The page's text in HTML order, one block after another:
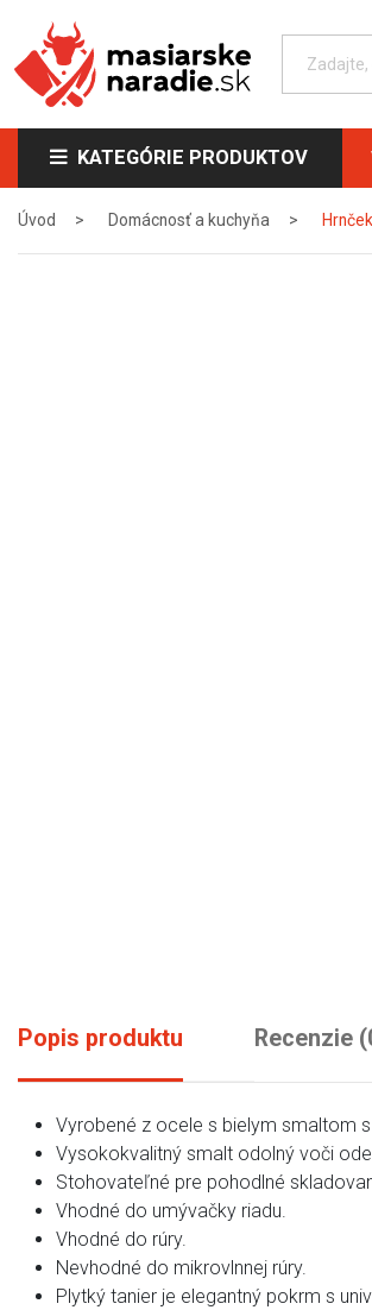
KATEGÓRIE PRODUKTOV
Úvod Domácnosť a kuchyňa
Popis produktu Recenzie
Vyrobené z ocele s bielym smaltom
Vysokokvalitný smalt odolný voči
Stohovateľné pre pohodlné
Vhodné do umývačky riadu.
Vhodné do rúry.
Nevhodné do mikrovlnnej rúry.
Plytký tanier je elegantný pokrm s